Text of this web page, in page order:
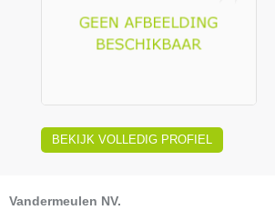
BEKIJK VOLLEDIG PROFIEL
Vandermeulen NV.